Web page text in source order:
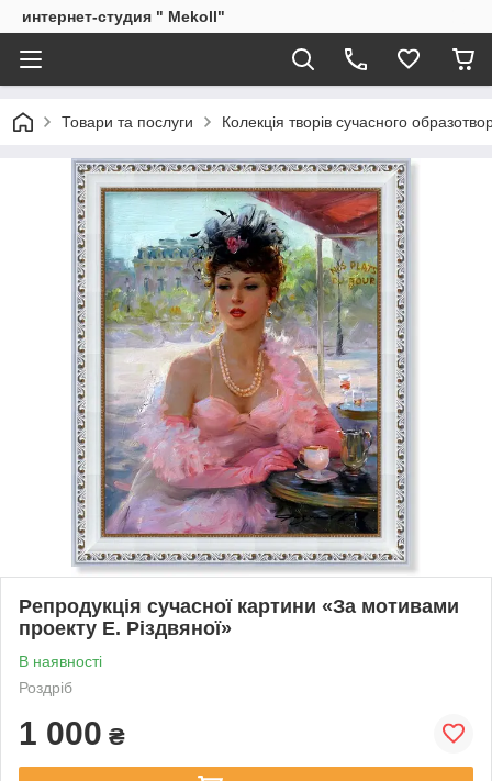
интернет-студия " Mekoll"
Товари та послуги Колекція творів сучасного
Репродукція сучасної картини «За мотивами
проекту Е. Різдвяної»
В наявності
Роздріб
1 000 ₴